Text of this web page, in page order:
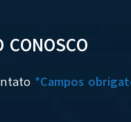
CONOSCO
*Campos